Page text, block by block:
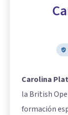
Carolina
la British
formación